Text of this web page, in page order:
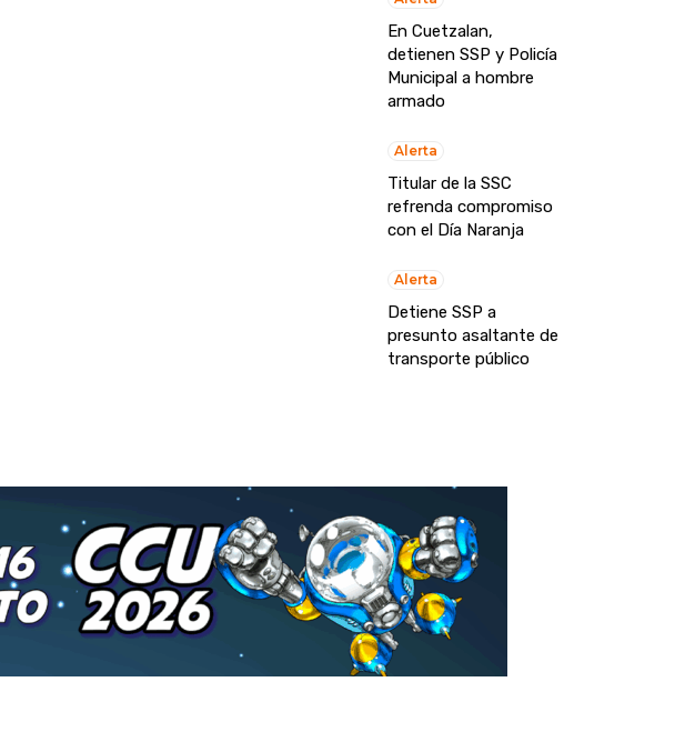
En Cuetzalan,
detienen SSP y Policía
Municipal a hombre
armado
Alerta
Titular de la SSC
refrenda compromiso
con el Día Naranja
Alerta
Detiene SSP a
presunto asaltante de
transporte público